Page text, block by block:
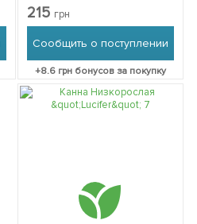
215 грн
Сообщить о поступлении
+8.6грн бонусов за покупку